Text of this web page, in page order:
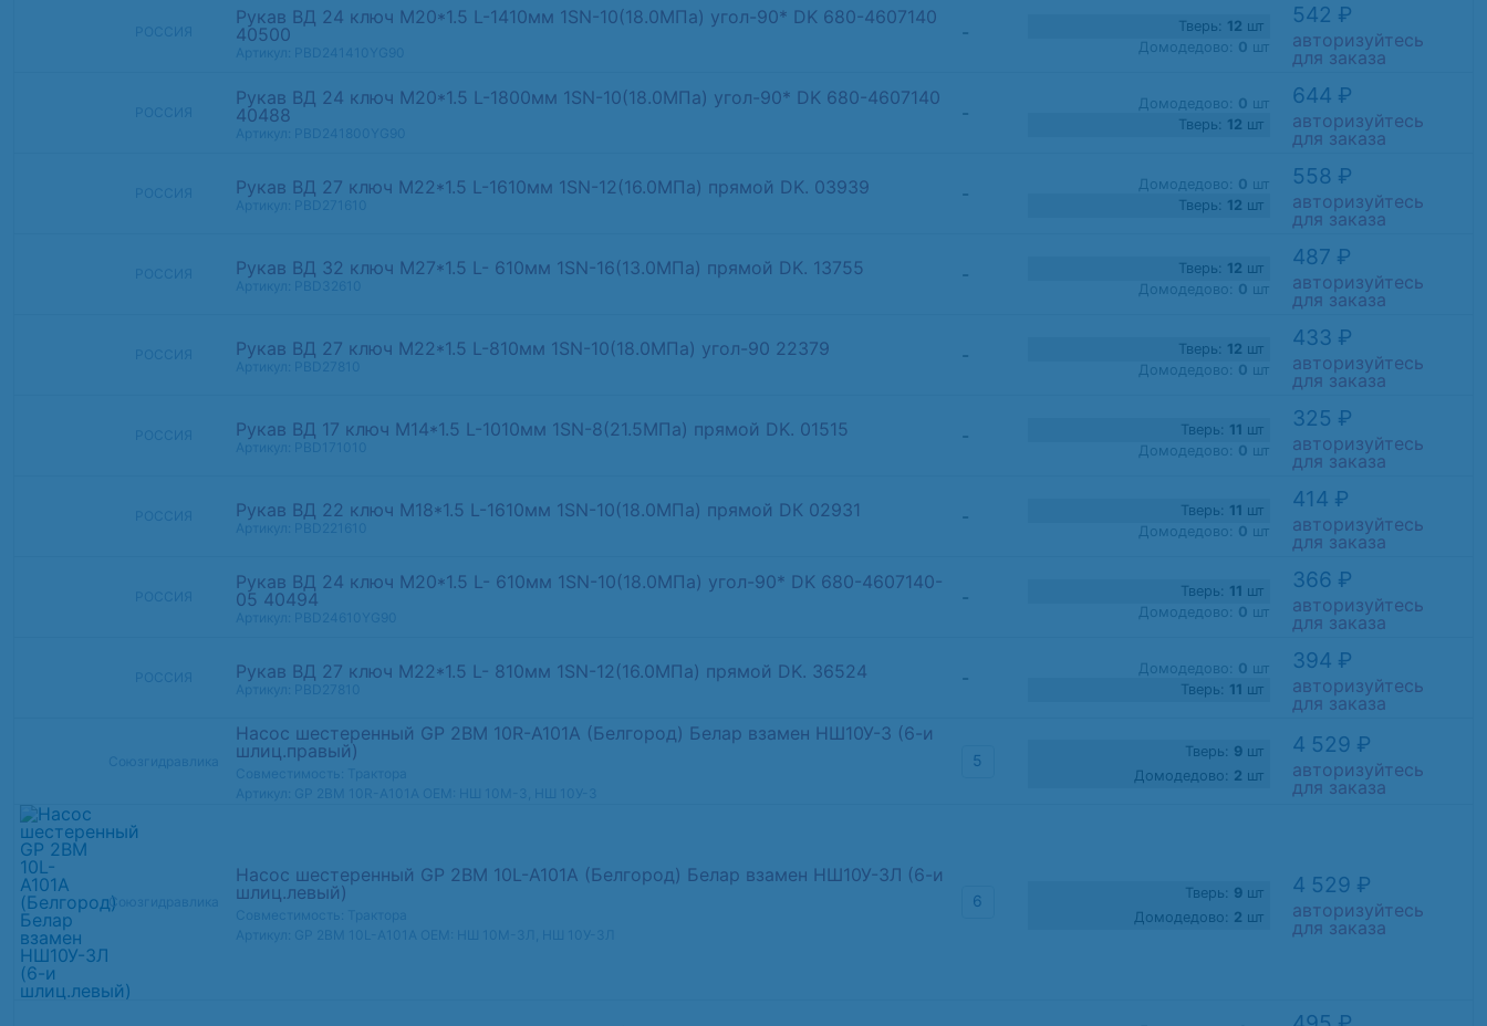
Рукав ВД 24 ключ М20*1.5 L-1410мм 1SN-10(18.0МПа) угол-90* DK 680-4607140
40500
- Тверь: 12 шт
Домодедово: 0 шт
542 ₽
авторизуйтесь
для заказа
Рукав ВД 24 ключ М20*1.5 L-1800мм 1SN-10(18.0МПа) угол-90* DK 680-4607140
40488
- Домодедово: 0 шт
Тверь: 12 шт
644 ₽
авторизуйтесь
для заказа
Рукав ВД 27 ключ М22*1.5 L-1610мм 1SN-12(16.0МПа) прямой DK. 03939 - Домодедово: 0 шт
Тверь: 12 шт
558 ₽
авторизуйтесь
для заказа
Рукав ВД 32 ключ М27*1.5 L- 610мм 1SN-16(13.0МПа) прямой DK. 13755 - Тверь: 12 шт
Домодедово: 0 шт
487 ₽
авторизуйтесь
для заказа
Рукав ВД 27 ключ М22*1.5 L-810мм 1SN-10(18.0МПа) угол-90 22379 - Тверь: 12 шт
Домодедово: 0 шт
433 ₽
авторизуйтесь
для заказа
Рукав ВД 17 ключ М14*1.5 L-1010мм 1SN-8(21.5МПа) прямой DK. 01515 - Тверь: 11 шт
Домодедово: 0 шт
325 ₽
авторизуйтесь
для заказа
Рукав ВД 22 ключ М18*1.5 L-1610мм 1SN-10(18.0МПа) прямой DК 02931 - Тверь: 11 шт
Домодедово: 0 шт
414 ₽
авторизуйтесь
для заказа
Рукав ВД 24 ключ М20*1.5 L- 610мм 1SN-10(18.0МПа) угол-90* DK 680-4607140-
05 40494
- Тверь: 11 шт
Домодедово: 0 шт
366 ₽
авторизуйтесь
для заказа
Рукав ВД 27 ключ М22*1.5 L- 810мм 1SN-12(16.0МПа) прямой DK. 36524 - Домодедово: 0 шт
Тверь: 11 шт
394 ₽
авторизуйтесь
для заказа
Насос шестеренный GP 2BM 10R-A101A (Белгород) Белар взамен НШ10У-3 (6-и
шлиц.правый)
5 Тверь: 9шт
Домодедово: 2 шт
4 529 ₽
авторизуйтесь
для заказа
Союзгидравлика
Насос шестеренный GP 2BM 10L-A101A (Белгород) Белар взамен НШ10У-3Л (6-и
шлиц.левый)
6 Тверь: 9шт
Домодедово: 2 шт
4 529 ₽
авторизуйтесь
для заказа